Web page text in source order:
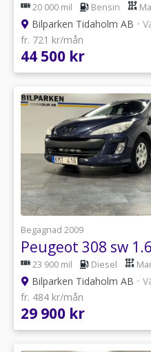
20 000 mil Bensin
Bilparken Tidaholm AB •
fr. 721 kr/mån
44 500 kr
Begagnad 2009
Peugeot 308 sw
23 900 mil Diesel
Bilparken Tidaholm AB •
fr. 484 kr/mån
29 900 kr